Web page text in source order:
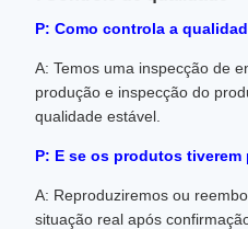
P: Como controla a
A: Temos uma inspecção de
produção e inspecção do
qualidade estável.
P: E se os produtos
A: Reproduziremos ou
situação real após